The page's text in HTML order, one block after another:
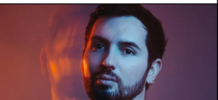
BELVÉDÈRE CESÁRIA ÉVORA